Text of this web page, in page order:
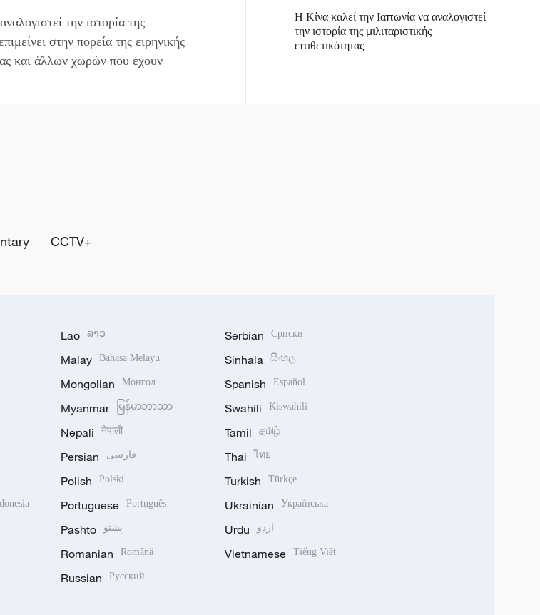
την ιστορία της
στην πορεία της ειρηνικής
και άλλων χωρών που έχουν
Η Κίνα καλεί την Ιαπωνία να αναλογιστεί
την ιστορία της μιλιταριστικής
επιθετικότητας
CCTV+
Lao ລາວ
Malay Bahasa Melayu
Mongolian Монгол
Myanmar မြန်မာဘာသာ
Nepali नेपाली
Persian فارسی
Polish Polski
Portuguese Português
Pashto پښتو
Romanian Română
Russian Русский
Serbian Српски
Sinhala සිංහල
Spanish Español
Swahili Kiswahili
Tamil தமிழ்
Thai ไทย
Turkish Türkçe
Ukrainian Українська
Urdu اردو
Vietnamese Tiếng Việt